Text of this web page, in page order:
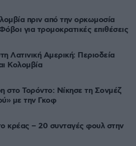
πριν από την ορκωμοσία
για τρομοκρατικές επιθέσεις
Λατινική Αμερική: Περιοδεία
Κολομβία
στο Τορόντο: Νίκησε τη Σονμέζ
με την Γκοφ
κρέας – 20 συνταγές φουλ στην